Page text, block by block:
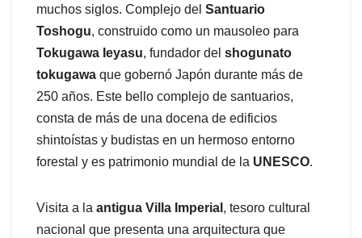
muchos siglos. Complejo del Santuario
Toshogu, construido como un mausoleo para
Tokugawa Ieyasu, fundador del shogunato
tokugawa que gobernó Japón durante más de
250 años. Este bello complejo de santuarios,
consta de más de una docena de edificios
shintoístas y budistas en un hermoso entorno
forestal y es patrimonio mundial de la UNESCO.
Visita a la antigua Villa Imperial , tesoro cultural
nacional que presenta una arquitectura que